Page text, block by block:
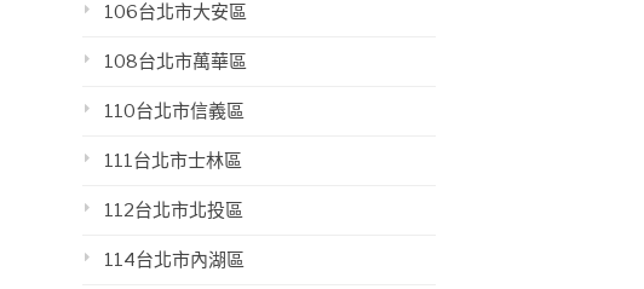
106台北市大安區
108台北市萬華區
110台北市信義區
111台北市士林區
112台北市北投區
114台北市內湖區